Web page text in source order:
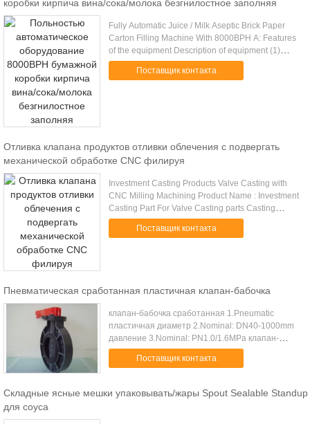
коробки кирпича вина/сока/молока безгнилостное заполняя
Fully Automatic Juice / Milk Aseptic Brick Paper
Carton Filling Machine With 8000BPH A: Features
of the equipment Description of equipment (1)
Paper feeding, sterilization, box making, filling,
molding and ...Поставщик контакта
Отливка клапана продуктов отливки облечения с подвергать
механической обработке CNC филируя
Investment Casting Products Valve Casting with
CNC Milling Machining Product Name : Investment
Casting Part For Valve Casting parts Casting
Process : Lost Wax Process Casting Process Typie
: Silica sol casting ...
Поставщик контакта
Пневматическая сработанная пластичная клапан-бабочка
клапан-бабочка сработанная 1.Pneumatic
пластичная диаметр 2.Nominal: DN40-1000mm
давление 3.Nominal: PN1.0/1.6MPa клапан-
бабочка сработанная 1.Pneumatic пластичная
диаметр 2.Nominal: DN40-1000mm давление 3...
Поставщик контакта
Складные ясные мешки упаковывать/жары Spout Sealable Standup
для соуса